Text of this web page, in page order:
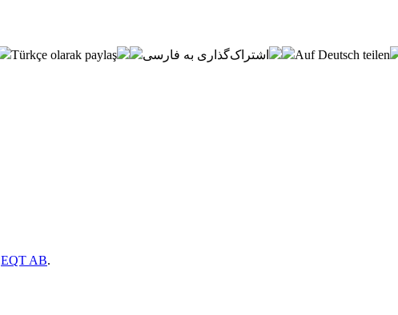
Türkçe olarak paylaş اشتراک‌گذاری به فارسی Auf Deutsch teilen
EQT AB.